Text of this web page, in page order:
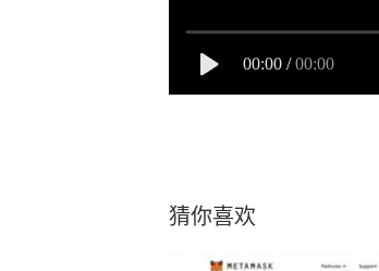
00:00 / 00:00
猜你喜欢